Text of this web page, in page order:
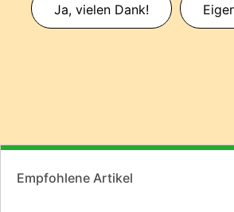
Ja, vielen Dank!
Empfohlene Artikel